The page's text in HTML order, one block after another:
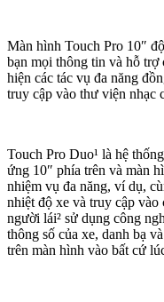
Màn hình Touch Pro 10″
bạn mọi thông tin và hỗ trợ
hiện các tác vụ đa năng
truy cập vào thư viện nhạc
Touch Pro Duo¹ là hệ
ứng 10″ phía trên và màn
nhiệm vụ đa năng, ví dụ,
nhiệt độ xe và truy cập
người lái² sử dụng công
thông số của xe, danh bạ
trên màn hình vào bất cứ